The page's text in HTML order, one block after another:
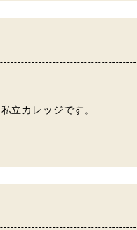
立カレッジです。